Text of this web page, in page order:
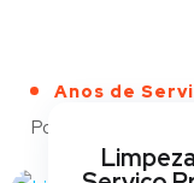
Anos de
Portfólio